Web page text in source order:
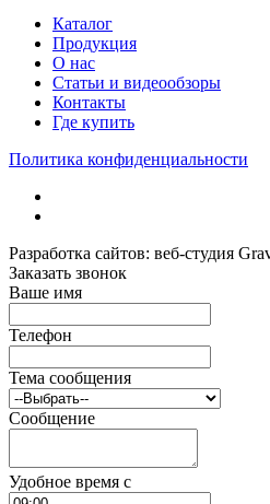
Каталог
Продукция
О нас
Статьи и видеообзоры
Контакты
Где купить
Политика конфиденциальности
Разработка сайтов: веб-студия
Заказать звонок
Ваше имя
Телефон
Тема сообщения
Сообщение
Удобное время c